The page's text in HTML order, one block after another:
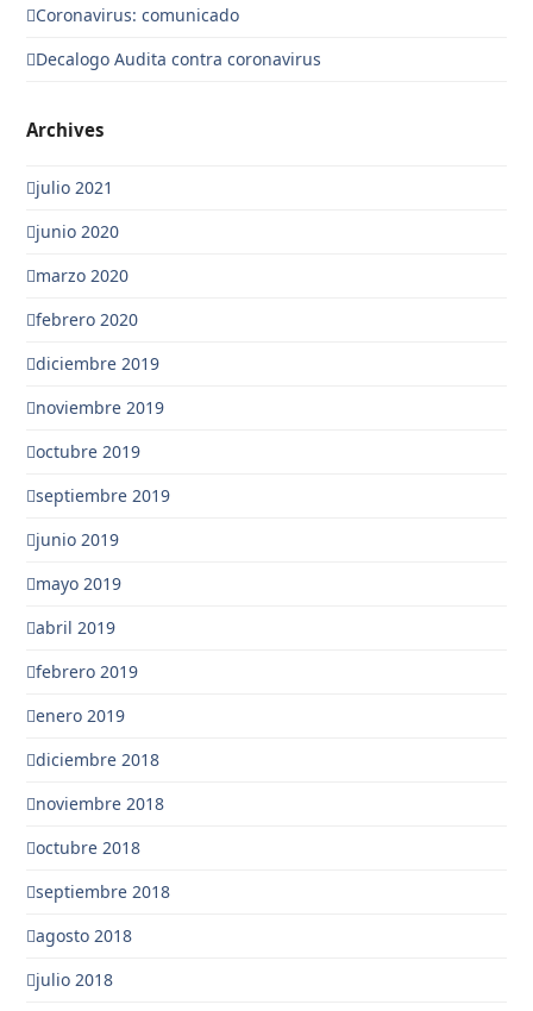
Coronavirus: comunicado
Decalogo Audita contra coronavirus
Archives
julio 2021
junio 2020
marzo 2020
febrero 2020
diciembre 2019
noviembre 2019
octubre 2019
septiembre 2019
junio 2019
mayo 2019
abril 2019
febrero 2019
enero 2019
diciembre 2018
noviembre 2018
octubre 2018
septiembre 2018
agosto 2018
julio 2018